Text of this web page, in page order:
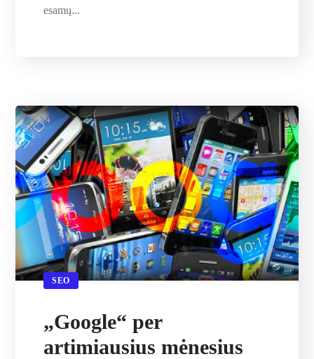
esamų...
SEO
„Google“ per
artimiausius mėnesius